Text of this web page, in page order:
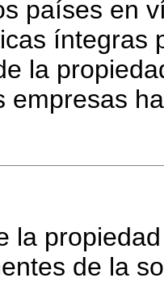
países en
íntegras
la
empresas
la
de la